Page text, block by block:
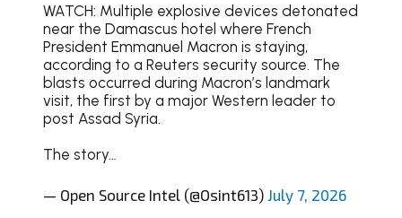
WATCH: Multiple explosive devices detonated
near the Damascus hotel where French
President Emmanuel Macron is staying,
according to a Reuters security source. The
blasts occurred during Macron’s landmark
visit, the first by a major Western leader to
post Assad Syria.
The story…
— Open Source Intel (@Osint613) July 7, 2026